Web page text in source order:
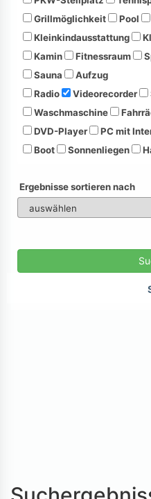
Grillmöglichkeit
Pool
Kleinkindausstattung
Kamin
Fitnessraum
Sauna
Aufzug
Radio
Videorecorder
Waschmaschine
DVD-Player
PC mit
Boot
Sonnenliegen
Ergebnisse sortieren nach